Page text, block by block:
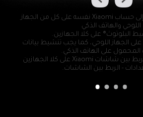
*قم بتسجيل الدخول إلى حساب Xiaomi نفسه على كل من الجهاز
*يجب تنشيط WLAN على الجهاز اللوحي، كما يجب تنشيط بيانات
*يجب تنشيط ميزة الربط بين شاشات Xiaomi على كلا الجهازين
- الربط بين الشاشات.